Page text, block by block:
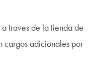
a traves de la tienda de
cargos adicionales por